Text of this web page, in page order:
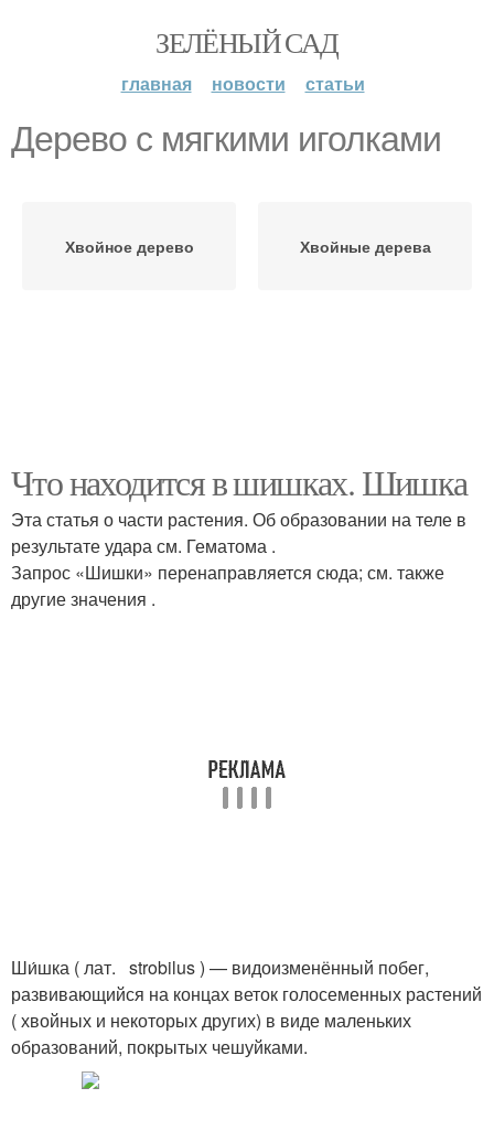
ЗЕЛЁНЫЙ САД
главная новости статьи
Дерево с мягкими иголками
Хвойное дерево Хвойные дерева
Что находится в шишках. Шишка
Эта статья о части растения. Об образовании на теле в
результате удара см. Гематома .
Запрос «Шишки» перенаправляется сюда; см. также
другие значения .
Ши́шка ( лат. strobilus ) — видоизменённый побег,
развивающийся на концах веток голосеменных растений
( хвойных и некоторых других) в виде маленьких
образований, покрытых чешуйками.